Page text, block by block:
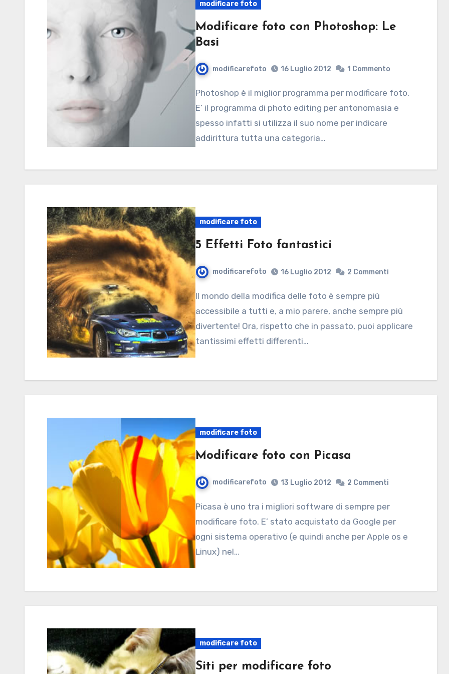
modificare foto
Modificare foto con Photoshop: Le
Basi
modificarefoto 16 Luglio 2012 1 Commento
Photoshop è il miglior programma per modificare foto.
E’ il programma di photo editing per antonomasia e
spesso infatti si utilizza il suo nome per indicare
addirittura tutta una categoria…
modificare foto
5 Effetti Foto fantastici
modificarefoto 16 Luglio 2012 2 Commenti
Il mondo della modifica delle foto è sempre più
accessibile a tutti e, a mio parere, anche sempre più
divertente! Ora, rispetto che in passato, puoi applicare
tantissimi effetti differenti…
modificare foto
Modificare foto con Picasa
modificarefoto 13 Luglio 2012 2 Commenti
Picasa è uno tra i migliori software di sempre per
modificare foto. E’ stato acquistato da Google per
ogni sistema operativo (e quindi anche per Apple os e
Linux) nel…
modificare foto
Siti per modificare foto